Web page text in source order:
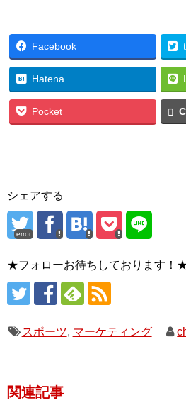
Facebook
Hatena
Pocket
シェアする
error
★フォローお待ちしております！
スポーツ, マーケティング
関連記事